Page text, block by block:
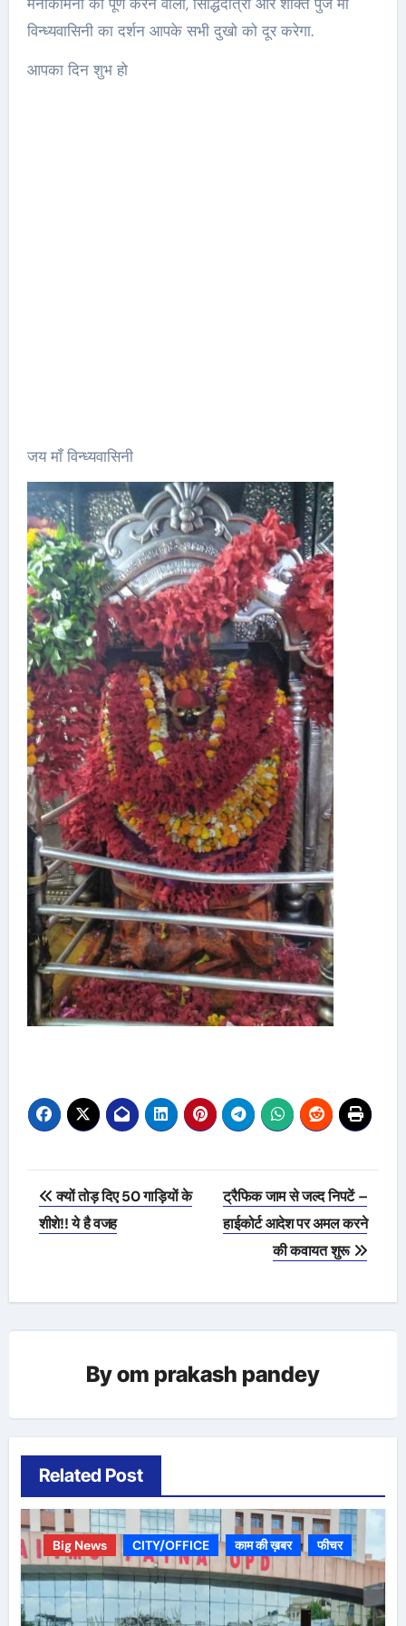
विन्ध्यवासिनी का दर्शन आपके सभी दुखो को दूर करेगा.
आपका दिन शुभ हो
जय माँ विन्ध्यवासिनी
Post
navigation
क्यों तोड़ दिए 50 गाड़ियों के
शीशे!! ये है वजह
ट्रैफिक जाम से जल्द निपटें –
हाईकोर्ट आदेश पर अमल करने
की कवायत शुरू
Byom prakash pandey
Related Post
Big News CITY/OFFICE काम की ख़बर फीचर